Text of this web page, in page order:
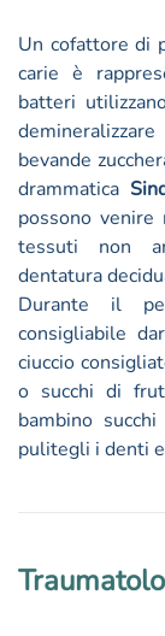
Un cofattore di
carie è
batteri
bevande
drammatica
possono
tessuti non
dentatura
Durante il
consigliabile
ciuccio
o succhi di
bambino
pulitegli i denti